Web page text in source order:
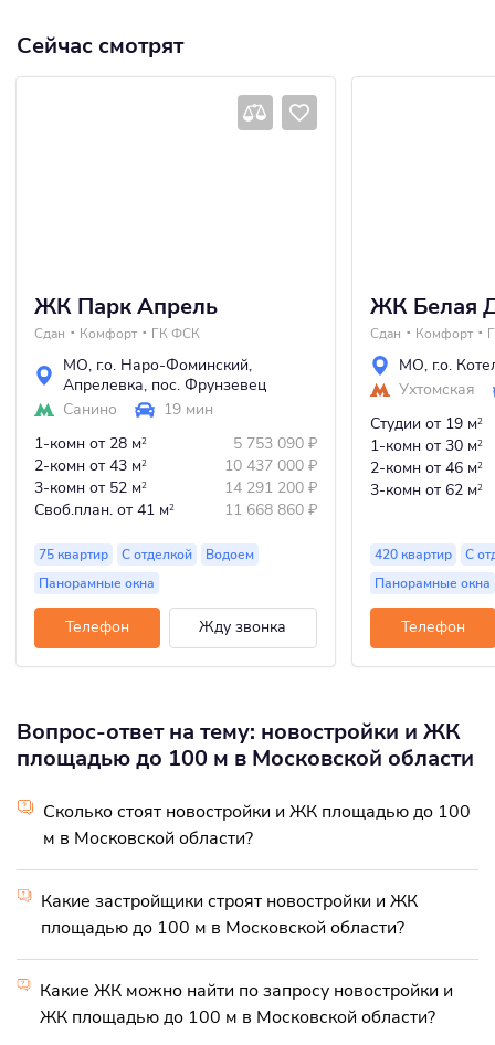
Сейчас смотрят
ЖК Парк Апрель
Сдан Комфорт ГК ФСК
МО, г.о. Наро-Фоминский,
Апрелевка, пос. Фрунзевец
Санино
19 мин
1-комн от 28 м2 5 753 090 ₽
2-комн от 43 м2 10 437 000 ₽
3-комн от 52 м2 14 291 200 ₽
Своб.план. от 41 м2 11 668 860 ₽
75 квартир С отделкой
Водоем
Панорамные окна
Телефон Жду звонка
ЖК Белая
Сдан Комфорт
МО, г.о.
Ухтомская
Студии от 19 м2
1-комн от 30 м2
2-комн от 46 м2
3-комн от 62 м2
420 квартир
С
Панорамные окна
Телефон
Вопрос-ответ на тему: новостройки и ЖК
площадью до 100 м в Московской области
Сколько стоят новостройки и ЖК площадью до 100
м в Московской области?
Какие застройщики строят новостройки и ЖК
площадью до 100 м в Московской области?
Какие ЖК можно найти по запросу новостройки и
ЖК площадью до 100 м в Московской области?